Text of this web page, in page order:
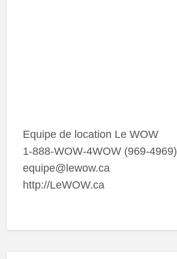
Equipe de location Le WOW
1-888-WOW-4WOW (969-4969)
equipe@lewow.ca
http://LeWOW.ca